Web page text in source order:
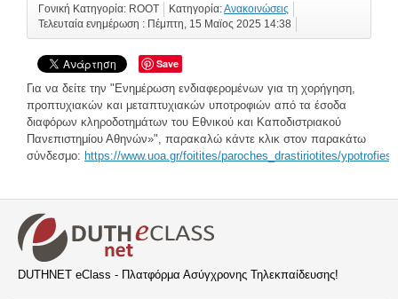
Γονική Κατηγορία: ROOT Κατηγορία:Ανακοινώσεις
Τελευταία ενημέρωση : Πέμπτη, 15 Μαϊος 2025 14:38
Save
Για να δείτε την "Ενημέρωση ενδιαφερομένων για τη χορήγηση,
προπτυχιακών και μεταπτυχιακών υποτροφιών από τα έσοδα
διαφόρων κληροδοτημάτων του Εθνικού και Καποδιστριακού
Πανεπιστημίου Αθηνών»", παρακαλώ κάντε κλικ στον παρακάτω
σύνδεσμο: https://www.uoa.gr/foitites/paroches_drastiriotites/
DUTHNET eClass - Πλατφόρμα Ασύγχρονης Τηλεκπαίδευσης!